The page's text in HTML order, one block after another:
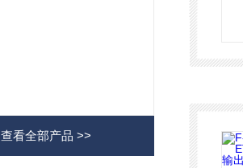
查看全部产品 >>